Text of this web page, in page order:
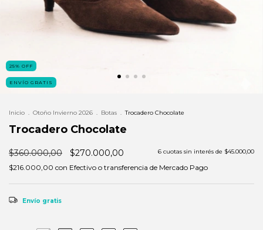
25% OFF
ENVÍO GRATIS
Inicio . Otoño Invierno 2026 . Botas . Trocadero Chocolate
Trocadero Chocolate
$360.000,00 $270.000,00 6 cuotas sin interés de $45.000,00
$216.000,00 con Efectivo o transferencia de Mercado Pago
Envío gratis